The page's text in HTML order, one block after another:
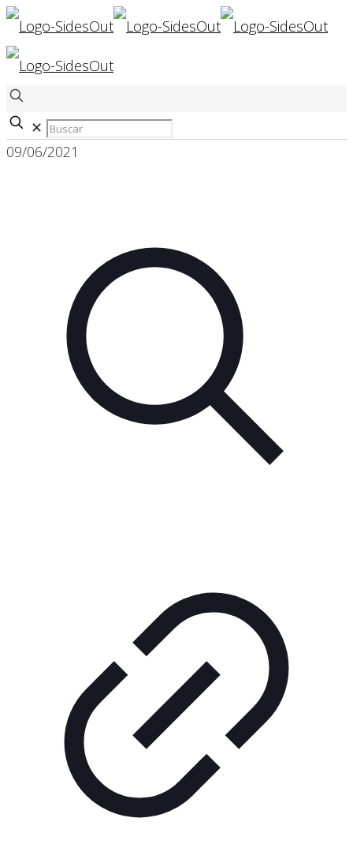
✕
09/06/2021